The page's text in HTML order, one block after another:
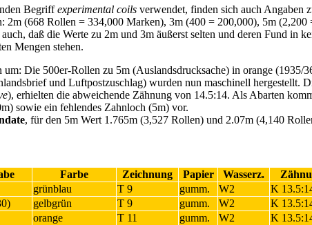
Begriffexperimental coils verwendet, finden sich auch Angaben
2m (668 Rollen = 334,000 Marken), 3m (400 = 200,000), 5m (2,200
daß die Werte zu 2m und 3m äußerst selten und deren Fund in
Mengen stehen.
Die 500er-Rollen zu 5m (Auslandsdrucksache) in orange (1935/
und Luftpostzuschlag) wurden nun maschinell hergestellt.
), erhielten die abweichende Zähnung von 14.5:14. Als Abarten
sowie ein fehlendes Zahnloch (5m) vor.
, für den 5m Wert 1.765m (3,527 Rollen) und 2.07m (4,140
Farbe Zeichnung Papier Wasserz.
grünblau T 9 gumm. W2 K
gelbgrün T 9 gumm. W2 K
orange T 11 gumm. W2 K